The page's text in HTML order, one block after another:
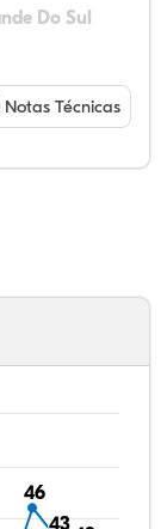
Do Sul
Notas Técnicas
46
46
43
43